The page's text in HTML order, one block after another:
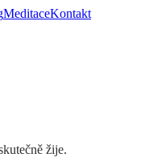
MeditaceKontakt
žije.